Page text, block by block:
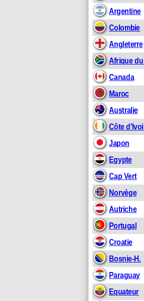
Argentine
Colombie
Angleterre
Afrique du
Canada
Maroc
Australie
Côte
Japon
Egypte
Cap Vert
Norvège
Autriche
Portugal
Croatie
Bosnie-H.
Paraguay
Equateur